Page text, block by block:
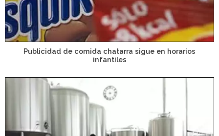
Publicidad de comida chatarra sigue en horarios
infantiles